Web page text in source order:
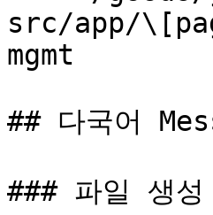
src/app/
mgmt
## 다국어
### 파일 생성